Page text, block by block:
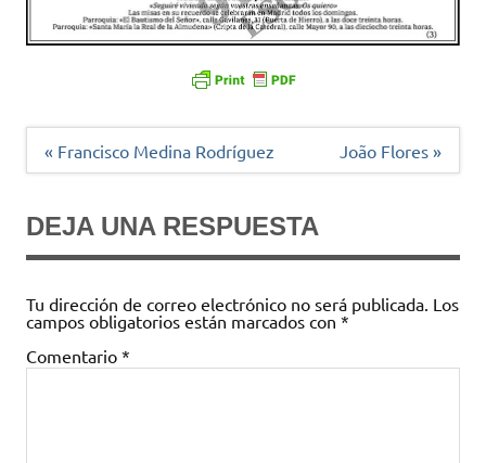
Navegación
« Francisco Medina Rodríguez João Flores »
DEJA UNA RESPUESTA
Tu dirección de correo electrónico no será publicada. Los
campos obligatorios están marcados con *
Comentario *